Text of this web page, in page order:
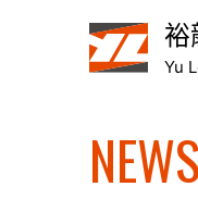
裕
Yu
NEWS